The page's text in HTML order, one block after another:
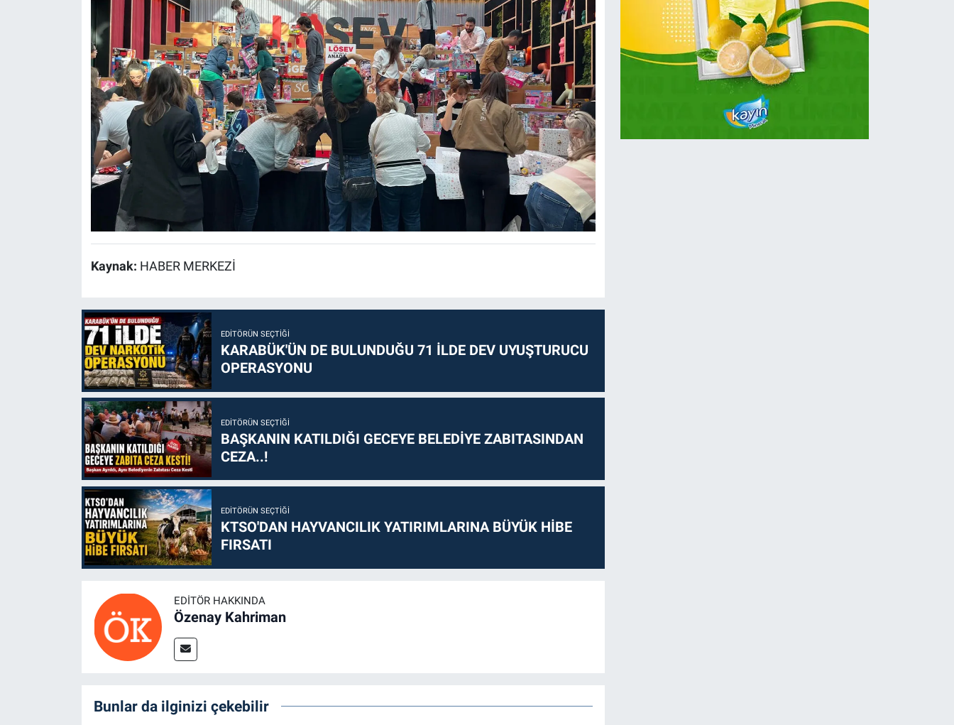
Kaynak: HABER MERKEZİ
EDITÖRÜN SEÇTIĞI
KARABÜK'ÜN DE BULUNDUĞU 71 İLDE DEV UYUŞTURUCU
OPERASYONU
EDITÖRÜN SEÇTIĞI
BAŞKANIN KATILDIĞI GECEYE BELEDİYE ZABITASINDAN
CEZA..!
EDITÖRÜN SEÇTIĞI
KTSO'DAN HAYVANCILIK YATIRIMLARINA BÜYÜK HİBE
FIRSATI
EDITÖR HAKKINDA
Özenay Kahriman
Bunlar da ilginizi çekebilir